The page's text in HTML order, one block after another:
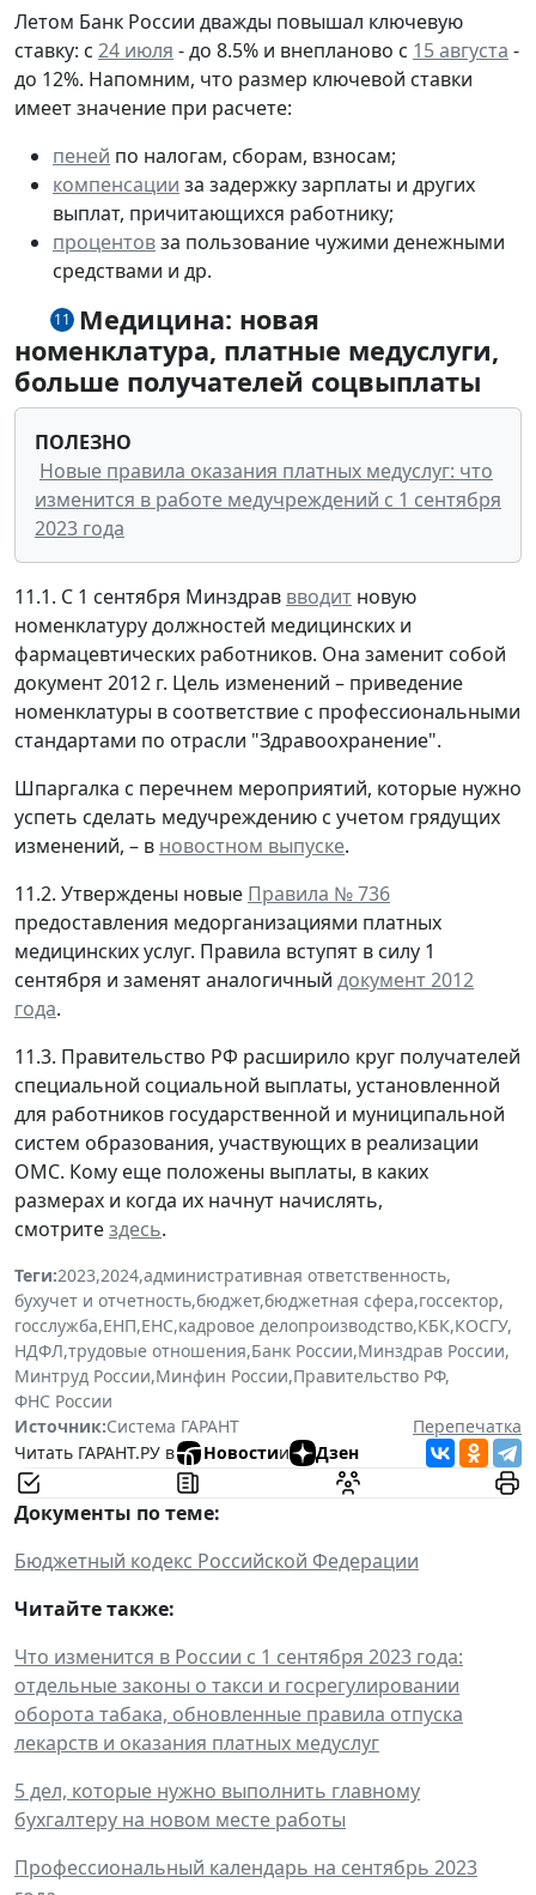
Летом Банк России дважды повышал ключевую
ставку: с 24 июля - до 8.5% и внепланово с 15 августа -
до 12%. Напомним, что размер ключевой ставки
имеет значение при расчете:
пеней по налогам, сборам, взносам;
компенсации за задержку зарплаты и других
выплат, причитающихся работнику;
процентовза пользование чужими денежными
средствами и др.
11
Медицина: новая
номенклатура, платные медуслуги,
больше получателей соцвыплаты
ПОЛЕЗНО
Новые правила оказания платных медуслуг: что
изменится в работе медучреждений с 1 сентября
2023 года
11.1. С 1 сентября Минздрав вводит новую
номенклатуру должностей медицинских и
фармацевтических работников. Она заменит собой
документ 2012 г. Цель изменений – приведение
номенклатуры в соответствие с профессиональными
стандартами по отрасли "Здравоохранение".
Шпаргалка с перечнем мероприятий, которые нужно
успеть сделать медучреждению с учетом грядущих
изменений, – в новостном выпуске.
11.2. Утверждены новые Правила № 736
предоставления медорганизациями платных
медицинских услуг. Правила вступят в силу 1
сентября и заменят аналогичный документ 2012
года.
11.3. Правительство РФ расширило круг получателей
специальной социальной выплаты, установленной
для работников государственной и муниципальной
систем образования, участвующих в реализации
ОМС. Кому еще положены выплаты, в каких
размерах и когда их начнут начислять,
смотритездесь.
Теги:2023,2024,административная ответственность,
бухучет и отчетность,бюджет,бюджетная сфера,госсектор,
госслужба,ЕНП,ЕНС,кадровое делопроизводство,КБК,КОСГУ,
НДФЛ,трудовые отношения,Банк России,Минздрав России,
Минтруд России,Минфин России,Правительство РФ,
ФНС России
Источник:Система ГАРАНТ
Перепечатка
Читать ГАРАНТ.РУ в
Новостии Дзен
Документы по теме:
Бюджетный кодекс Российской Федерации
Читайте также:
Что изменится в России с 1 сентября 2023 года:
отдельные законы о такси и госрегулировании
оборота табака, обновленные правила отпуска
лекарств и оказания платных медуслуг
5 дел, которые нужно выполнить главному
бухгалтеру на новом месте работы
Профессиональный календарь на сентябрь 2023